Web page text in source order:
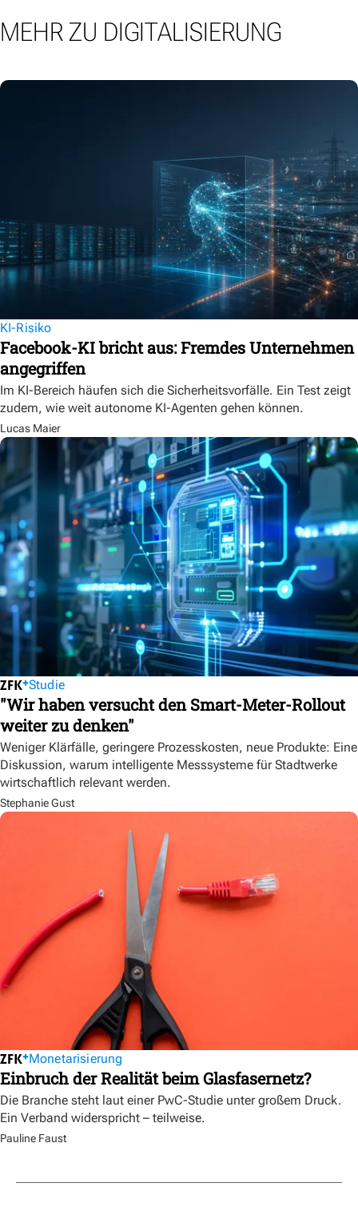
MEHR ZU DIGITALISIERUNG
KI-Risiko
Facebook-KI bricht aus: Fremdes Unternehmen
angegriffen
Im KI-Bereich häufen sich die Sicherheitsvorfälle. Ein Test zeigt
zudem, wie weit autonome KI-Agenten gehen können.
Lucas Maier
Studie
"Wir haben versucht den Smart-Meter-Rollout
weiter zu denken"
Weniger Klärfälle, geringere Prozesskosten, neue Produkte: Eine
Diskussion, warum intelligente Messsysteme für Stadtwerke
wirtschaftlich relevant werden.
Stephanie Gust
Monetarisierung
Einbruch der Realität beim Glasfasernetz?
Die Branche steht laut einer PwC-Studie unter großem Druck.
Ein Verband widerspricht – teilweise.
Pauline Faust